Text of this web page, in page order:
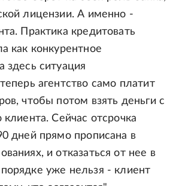
лицензии. А именно -
Практика кредитовать
как конкурентное
здесь ситуация
агентство само платит
чтобы потом взять деньги с
клиента. Сейчас отсрочка
дней прямо прописана в
и отказаться от нее в
уже нельзя - клиент